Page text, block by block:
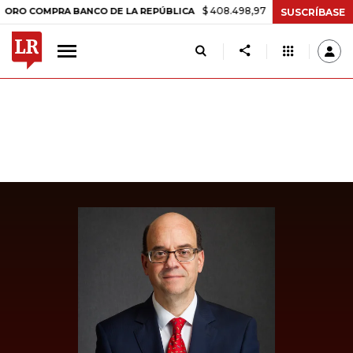
BANCO DE LA REPÚBLICA $ 408.498,97 +$ 8.753,81 +2,19%
SUSCRÍBASE